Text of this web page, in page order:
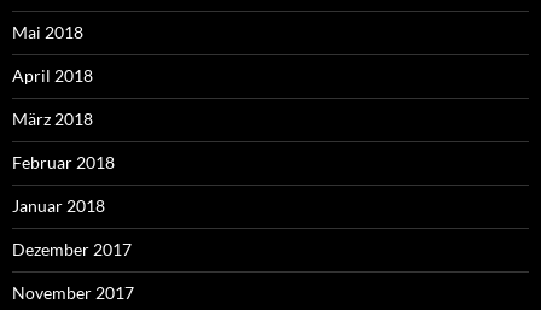
Mai 2018
April 2018
März 2018
Februar 2018
Januar 2018
Dezember 2017
November 2017